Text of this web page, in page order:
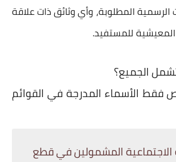
المطلوبة، وأي وثائق ذات علاقة
المعيشية للمستفيد.
الجميع؟
فقط الأسماء المدرجة في القوائم
الاجتماعية المشمولين في قطع